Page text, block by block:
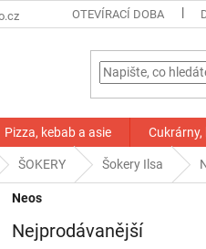
OTEVÍRACÍ DOBA
Pizza, kebab a asie
ŠOKERY Šokery Ilsa
Neos
Nejprodávanější